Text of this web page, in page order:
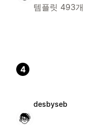
템플릿 493개
4
desbyseb